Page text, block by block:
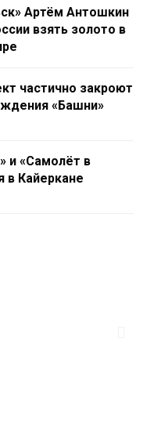
Артём Антошкин
взять золото в
частично закроют
«Башни»
и «Самолёт в
в Кайеркане